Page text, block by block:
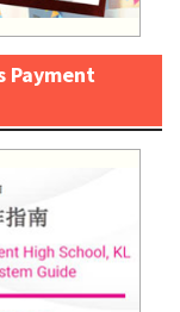
Payment